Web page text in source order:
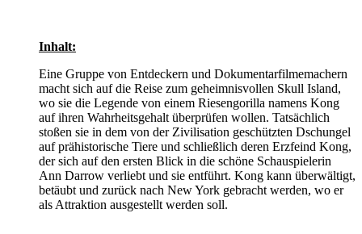
Inhalt:
Eine Gruppe von Entdeckern und Dokumentarfilmemachern
macht sich auf die Reise zum geheimnisvollen Skull Island,
wo sie die Legende von einem Riesengorilla namens Kong
auf ihren Wahrheitsgehalt überprüfen wollen. Tatsächlich
stoßen sie in dem von der Zivilisation geschützten Dschungel
auf prähistorische Tiere und schließlich deren Erzfeind Kong,
der sich auf den ersten Blick in die schöne Schauspielerin
Ann Darrow verliebt und sie entführt. Kong kann überwältigt,
betäubt und zurück nach New York gebracht werden, wo er
als Attraktion ausgestellt werden soll.